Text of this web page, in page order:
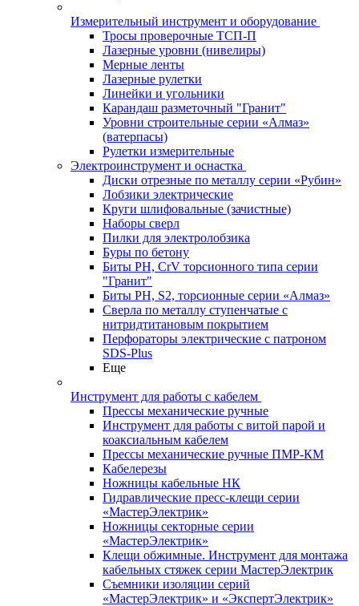
Измерительный инструмент и оборудование
Тросы проверочные ТСП-П
Лазерные уровни (нивелиры)
Мерные ленты
Лазерные рулетки
Линейки и угольники
Карандаш разметочный "Гранит"
Уровни строительные серии «Алмаз»
(ватерпасы)
Рулетки измерительные
Электроинструмент и оснастка
Диски отрезные по металлу серии «Рубин»
Лобзики электрические
Круги шлифовальные (зачистные)
Наборы сверл
Пилки для электролобзика
Буры по бетону
Биты PH, CrV торсионного типа серии
"Гранит"
Биты PH, S2, торсионные серии «Алмаз»
Сверла по металлу ступенчатые с
нитридтитановым покрытием
Перфораторы электрические с патроном
SDS-Plus
Еще
Инструмент для работы с кабелем
Прессы механические ручные
Инструмент для работы с витой парой и
коаксиальным кабелем
Прессы механические ручные ПМР-КМ
Кабелерезы
Ножницы кабельные НК
Гидравлические пресс-клещи серии
«МастерЭлектрик»
Ножницы секторные серии
«МастерЭлектрик»
Клещи обжимные. Инструмент для монтажа
кабельных стяжек серии МастерЭлектрик
Съемники изоляции серий
«МастерЭлектрик» и «ЭкспертЭлектрик»